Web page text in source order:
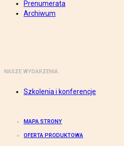
Prenumerata
Archiwum
NASZE WYDARZENIA
Szkolenia i konferencje
MAPA STRONY
OFERTA PRODUKTOWA